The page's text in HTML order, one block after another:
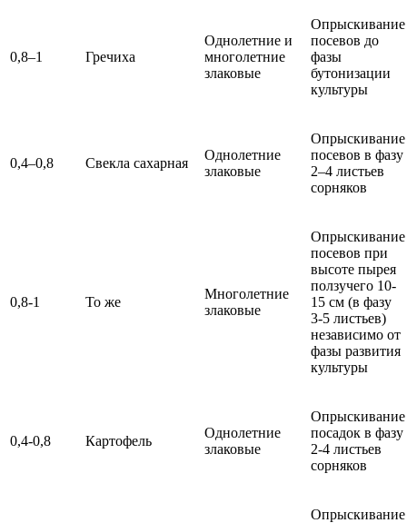
0,8–1 Гречиха
Однолетние и
многолетние
злаковые
Опрыскивание
посевов до
фазы
бутонизации
культуры
0,4–0,8 Свекла сахарная
Однолетние
злаковые
Опрыскивание
посевов в фазу
2–4 листьев
сорняков
0,8-1 То же
Многолетние
злаковые
Опрыскивание
посевов при
высоте пырея
ползучего 10-
15 см (в фазу
3-5 листьев)
независимо от
фазы развития
культуры
0,4-0,8 Картофель
Однолетние
злаковые
Опрыскивание
посадок в фазу
2-4 листьев
сорняков
Опрыскивание